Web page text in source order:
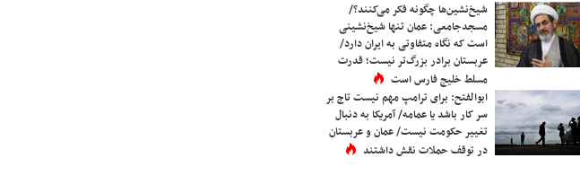
شیخ‌نشین‌ها چگونه فکر می‌کنند؟/
مسجدجامعی: عمان تنها شیخ‌نشینی
است که نگاه متفاوتی به ایران دارد/
عربستان برادر بزرگ‌تر نیست؛ قدرت
مسلط خلیج فارس است
ابوالفتح: برای ترامپ مهم نیست تاج بر
سر کار باشد یا عمامه/ آمریکا به دنبال
تغییر حکومت نیست/ عمان و عربستان
در توقف حملات نقش داشتند